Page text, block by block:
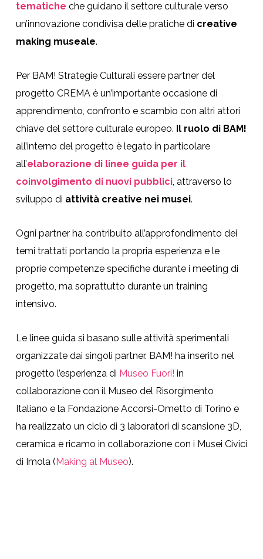
tematiche che guidano il settore culturale verso
un’innovazione condivisa delle pratiche di creative
making museale.
Per BAM! Strategie Culturali essere partner del
progetto CREMA è un’importante occasione di
apprendimento, confronto e scambio con altri attori
chiave del settore culturale europeo. Il ruolo di BAM!
all’interno del progetto è legato in particolare
all’elaborazione di linee guida per il
coinvolgimento di nuovi pubblici, attraverso lo
sviluppo di attività creative nei musei.
Ogni partner ha contribuito all’approfondimento dei
temi trattati portando la propria esperienza e le
proprie competenze specifiche durante i meeting di
progetto, ma soprattutto durante un training
intensivo.
Le linee guida si basano sulle attività sperimentali
organizzate dai singoli partner. BAM! ha inserito nel
progetto l’esperienza di Museo Fuori! in
collaborazione con il Museo del Risorgimento
Italiano e la Fondazione Accorsi-Ometto di Torino e
ha realizzato un ciclo di 3 laboratori di scansione 3D,
ceramica e ricamo in collaborazione con i Musei Civici
di Imola (Making al Museo).